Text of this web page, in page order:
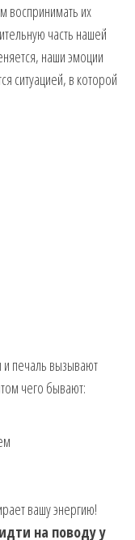
их
часть нашей
наши эмоции
ситуацией, в которой
и печаль вызывают
чего бывают:
вашу энергию!
на поводу у